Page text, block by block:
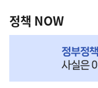
책
NOW,
정책 NOW